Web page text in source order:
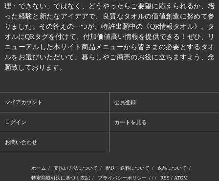
理・できない」ではなく、どうやったらご要望に応えられるか、培
った経験と新たなアイデアで、良質なタオルの価値創造に努めて参
りました。その答えの一つが、特許出願中の《QR情報タオル》。タ
オルにQRタグを付けて、付加価値高い情報を提供できる！ぜひ、リ
ニューアルした本サイト商品メニューから皆さまの必要とするタオ
ルをお選びいただいて、暮らしやご商売のお役に立ちますよう、念
願致しております。
マイアカウント 会員登録
ログイン カートを見る
お問い合わせ
ホーム / 支払い方法について / 配送・送料について / 返品について /
特定商取引法に基づく表記 / プライバシーポリシー / / / RSS / ATOM